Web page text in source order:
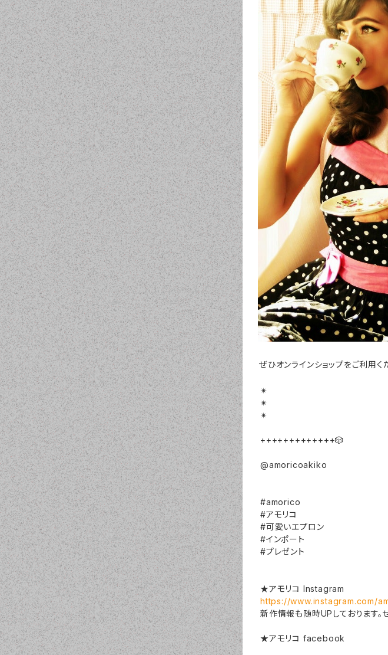
ぜひオンラインショップをご利用く
✴︎
✴︎
✴︎
+++++++++++++🎲
@amoricoakiko
#amorico
#アモリコ
#可愛いエプロン
#インポート
#プレゼント
★アモリコ Instagram
https://www.instagram.com/
新作情報も随時UPしております。
★アモリコ facebook